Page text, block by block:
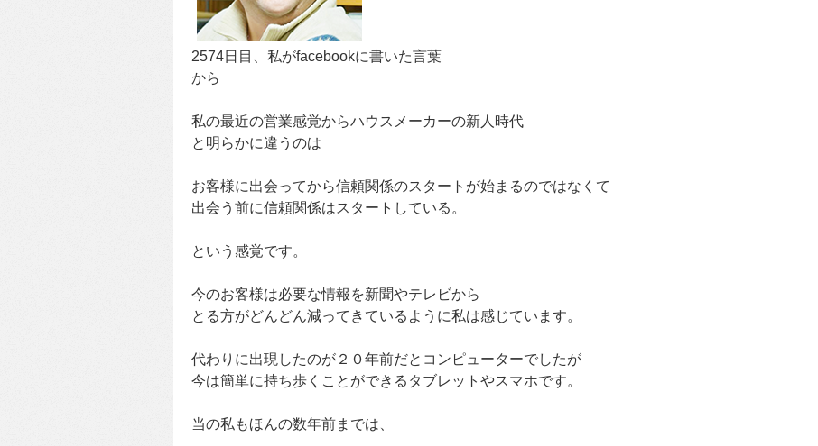
2574日目、私がfacebookに書いた言葉
から
私の最近の営業感覚からハウスメーカーの新人時代
と明らかに違うのは
お客様に出会ってから信頼関係のスタートが始まるのではなくて
出会う前に信頼関係はスタートしている。
という感覚です。
今のお客様は必要な情報を新聞やテレビから
とる方がどんどん減ってきているように私は感じています。
代わりに出現したのが２０年前だとコンピューターでしたが
今は簡単に持ち歩くことができるタブレットやスマホです。
当の私もほんの数年前までは、